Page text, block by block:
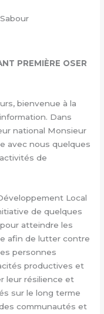
PREMIÈRE OSER
bienvenue à la
Dans
national Monsieur
avec nous quelques
de
Local
de quelques
atteindre les
afin de lutter contre
personnes
productives et
leur résilience et
sur le long terme
communautés et